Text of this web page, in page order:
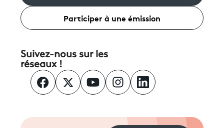
Participer à une émission
Suivez-nous sur les
réseaux !